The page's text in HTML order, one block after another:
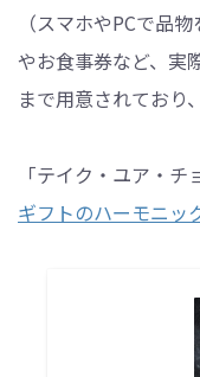
（スマホやPCで品
やお食事券など、実
まで用意されており
「テイク・ユア・
ギフトのハーモニッ